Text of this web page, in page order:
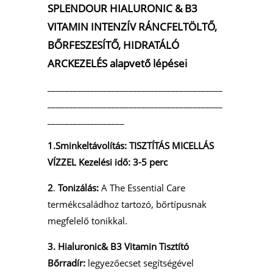
SPLENDOUR HIALURONIC & B3
VITAMIN INTENZÍV RÁNCFELTÖLTŐ,
BŐRFESZESÍTŐ, HIDRATÁLÓ
ARCKEZELÉS alapvető lépései
1.Sminkeltávolítás:TISZTÍTÁS MICELLÁS
VÍZZEL Kezelési idő: 3-5 perc
2. Tonizálás: A The Essential Care
termékcsaládhoz tartozó, bőrtípusnak
megfelelő tonikkal.
3. Hialuronic& B3 Vitamin Tisztító
Bőrradír: legyezőecset segítségével